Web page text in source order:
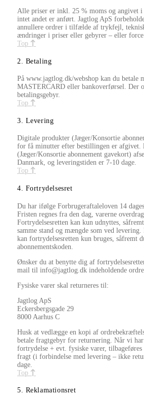
Alle priser er inkl. 25 % moms og angivet i
intet andet er anført. Jagtlog ApS
annullere ordrer i tilfælde af trykfejl,
ændringer i priser eller gebyrer – eller force
Top
2. Betaling
På www.jagtlog.dk/webshop kan du betale
MASTERCARD eller bankoverførsel. Der
betalingsgebyr.
Top
3. Levering
Digitale produkter (Jæger/Konsortie
for få minutter efter bestillingen er afgivet.
(Jæger/Konsortie abonnement gavekort)
Danmark, og leveringstiden er 7-10 dage.
Top
4. Fortrydelsesret
Du har ifølge Forbrugeraftaleloven 14
Fristen regnes fra den dag, varerne
Fortrydelsesretten kan kun udnyttes,
samme stand og mængde som ved levering.
kan fortrydelsesretten kun bruges, såfremt
abonnementskoden.
Ønsker du at benytte dig af
mail til info@jagtlog.dk indeholdende
Fysiske varer skal returneres til:
Jagtlog ApS
Eckersbergsgade 29
8000 Aarhus C
Husk at vedlægge en kopi af
betale fragtgebyr for returnering. Når vi
fortrydelse + evt. fysiske varer, tilbageføres
fragt (i forbindelse med levering – ikke
dage.
Top
5. Reklamationsret